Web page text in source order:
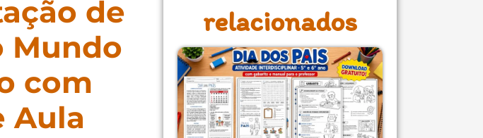
de
Mundo
com
Aula
relacionados